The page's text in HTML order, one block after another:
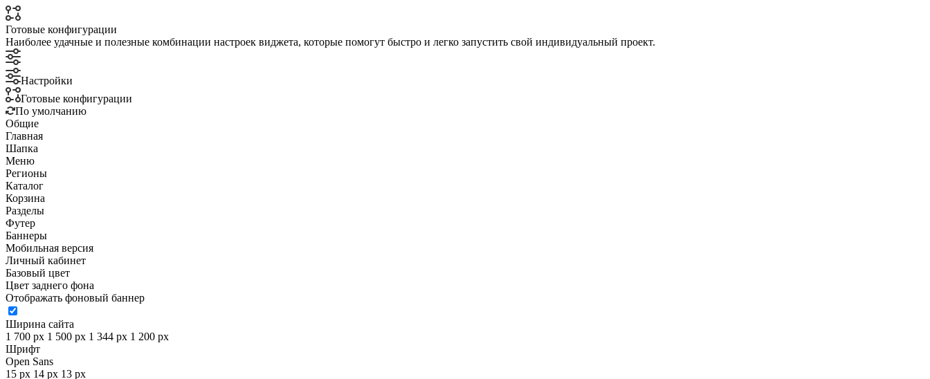
Готовые конфигурации
Наиболее удачные и полезные комбинации настроек виджета, которые помогут быстро и легко запустить свой индивидуальный проект.
Настройки
Готовые конфигурации
По умолчанию
Общие
Главная
Шапка
Меню
Регионы
Каталог
Корзина
Разделы
Футер
Баннеры
Мобильная версия
Личный кабинет
Базовый цвет
Цвет заднего фона
Отображать фоновый баннер
Ширина сайта
1 700 px 1 500 px 1 344 px 1 200 px
Шрифт
Open Sans
15 px 14 px 13 px